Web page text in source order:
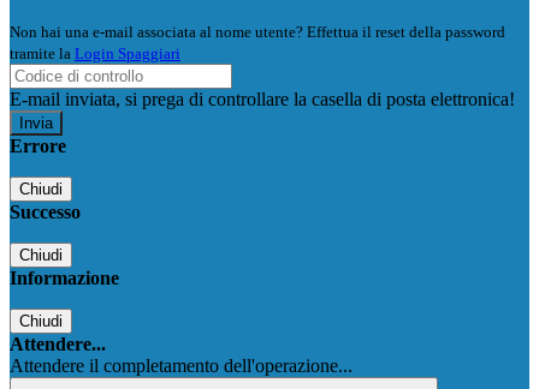
Non hai una e-mail associata al nome utente? Effettua il reset della password
tramite la Login Spaggiari
E-mail inviata, si prega di controllare la casella di posta elettronica!
Errore
Chiudi
Successo
Chiudi
Informazione
Chiudi
Attendere...
Attendere il completamento dell'operazione...